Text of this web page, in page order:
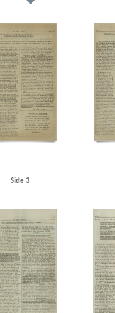
Andersen, John, solodanser Anthoni,
Tidende Best, Hildegart Best,
Budapest Bulgakoff, professor Bæk,
Clearingdrab Corsaren, satireblad
Raad Det kgl. Teater Dietrich,
Karl, chef for Udenrigsministeriets
korrespondent Gleyn, Cyril K.,
Hamburger Illustrierte Hanneken,
Orla, direktør
Möller, Gustav, politiker Moritz
Neuengamme New York
Persil, koncern Politigaarden, Kbh.
den danske Rosenbaum, Børge, pianist
Saxogade, Kbh. Schacht, Hjalmar
svenske Sommer, Poul, kaptajn
Syrien Sønderjylland
Side 3